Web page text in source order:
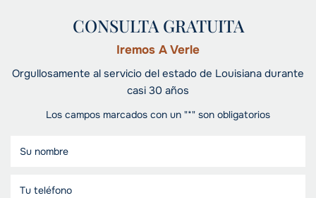
CONSULTA GRATUITA
Iremos A Verle
Orgullosamente al servicio del estado de Louisiana durante
casi 30 años
Los campos marcados con un "*" son obligatorios